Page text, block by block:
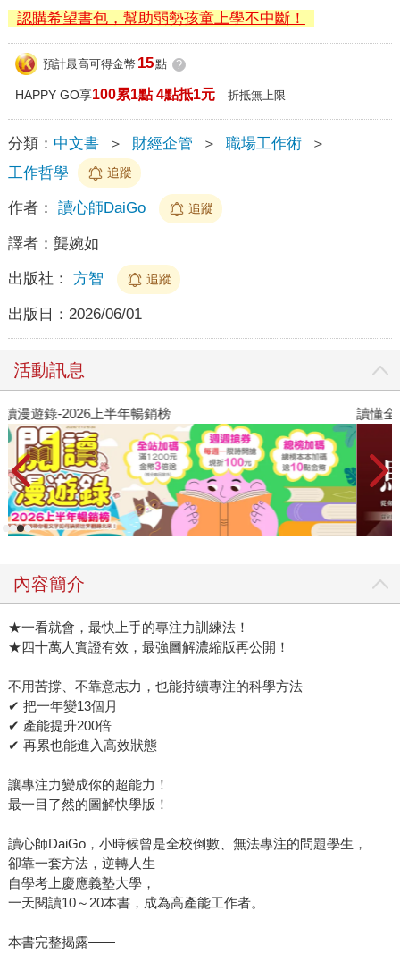
認購希望書包，幫助弱勢孩童上學不中斷！
預計最高可得金幣 15點 ?
HAPPY GO享100累1點 4點抵1元 折抵無上限
分類： 中文書 ＞ 財經企管 ＞ 職場工作術
＞
工作哲學
追蹤
作者： 讀心師DaiGo 追蹤
譯者： 龔婉如
出版社： 方智 追蹤
出版日： 2026/06/01
活動訊息
讀懂全球首富極限思維
內容簡介
★一看就會，最快上手的專注力訓練法！
★四十萬人實證有效，最強圖解濃縮版再公開！
不用苦撐、不靠意志力，也能持續專注的科學方法
✔ 把一年變13個月
✔ 產能提升200倍
✔ 再累也能進入高效狀態
讓專注力變成你的超能力！
最一目了然的圖解快學版！
讀心師DaiGo，小時候曾是全校倒數、無法專注的問題學生，
卻靠一套方法，逆轉人生——
自學考上慶應義塾大學，
一天閱讀10～20本書，成為高產能工作者。
本書完整揭露——